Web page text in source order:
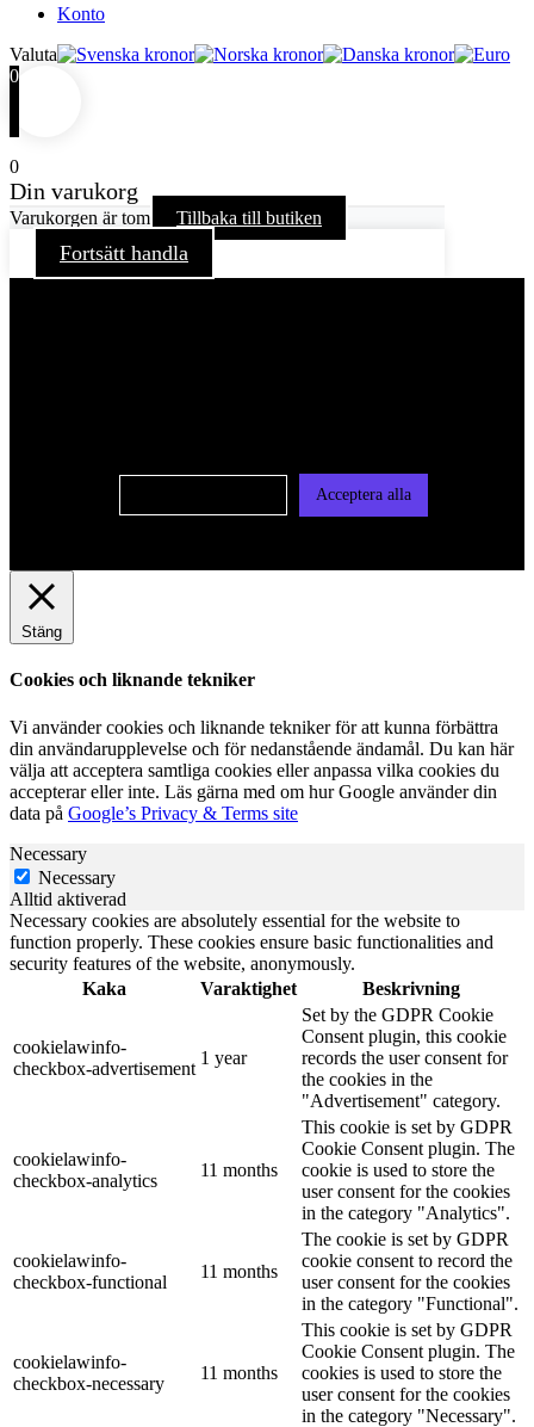
Konto
Valuta
0
0
Din varukorg
Varukorgen är tom Tillbaka till butiken
Fortsätt handla
Acceptera alla
Stäng
Cookies och liknande tekniker
Vi använder cookies och liknande tekniker för att kunna förbättra
din användarupplevelse och för nedanstående ändamål. Du kan här
välja att acceptera samtliga cookies eller anpassa vilka cookies du
accepterar eller inte. Läs gärna med om hur Google använder din
data på Google’s Privacy & Terms site
Necessary
Necessary
Alltid aktiverad
Necessary cookies are absolutely essential for the website to
function properly. These cookies ensure basic functionalities and
security features of the website, anonymously.
Kaka
Varaktighet Beskrivning
cookielawinfo-
checkbox-advertisement
1 year
Set by the GDPR Cookie
Consent plugin, this cookie
records the user consent for
the cookies in the
"Advertisement" category.
cookielawinfo-
checkbox-analytics
11 months
This cookie is set by GDPR
Cookie Consent plugin. The
cookie is used to store the
user consent for the cookies
in the category "Analytics".
cookielawinfo-
checkbox-functional
11 months
The cookie is set by GDPR
cookie consent to record the
user consent for the cookies
in the category "Functional".
cookielawinfo-
checkbox-necessary
11 months
This cookie is set by GDPR
Cookie Consent plugin. The
cookies is used to store the
user consent for the cookies
in the category "Necessary".